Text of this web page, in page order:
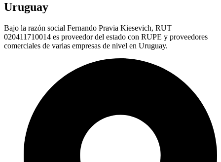
Uruguay
Bajo la razón social Fernando Pravia Kiesevich, RUT
020411710014 es proveedor del estado con RUPE y proveedores
comerciales de varias empresas de nivel en Uruguay.